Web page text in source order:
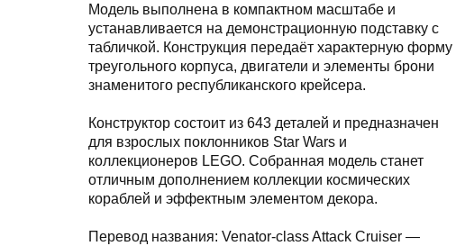
Модель выполнена в компактном масштабе и
устанавливается на демонстрационную подставку с
табличкой. Конструкция передаёт характерную форму
треугольного корпуса, двигатели и элементы брони
знаменитого республиканского крейсера.
Конструктор состоит из 643 деталей и предназначен
для взрослых поклонников Star Wars и
коллекционеров LEGO. Собранная модель станет
отличным дополнением коллекции космических
кораблей и эффектным элементом декора.
Перевод названия: Venator-class Attack Cruiser —